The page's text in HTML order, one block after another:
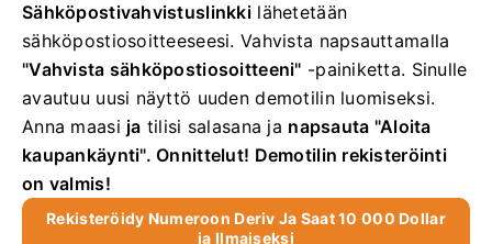
Sähköpostivahvistuslinkki lähetetään
sähköpostiosoitteeseesi. Vahvista napsauttamalla
"Vahvista sähköpostiosoitteeni" -painiketta. Sinulle
avautuu uusi näyttö uuden demotilin luomiseksi.
Anna maasi ja tilisi salasana ja napsauta "Aloita
kaupankäynti".Onnittelut! Demotilin rekisteröinti
on valmis!
Rekisteröidy Numeroon Deriv Ja Saat 10 000 Dollar
Ia Ilmaiseksi